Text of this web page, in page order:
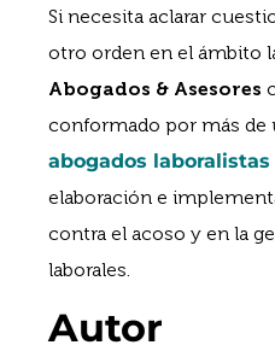
Si necesita aclarar
otro orden en el ámbito
Abogados & Asesores
conformado por más de
abogados laboralistas
elaboración e
contra el acoso y en la
laborales.
Autor